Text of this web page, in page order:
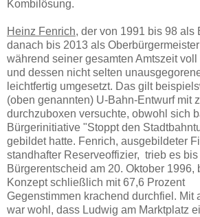
Kombilösung.
Heinz Fenrich, der von 1991 bis 98 als
danach bis 2013 als
während seiner gesamten Amtszeit voll
und dessen nicht selten
leichtfertig umgesetzt. Das gilt
(oben genannten) U-Bahn-Entwurf mit
durchzuboxen versuchte, obwohl sich
Bürgerinitiative "Stoppt den
gebildet hatte. Fenrich, ausgebildeter
standhafter Reserveoffizier, trieb es bis
Bürgerentscheid am 20. Oktober 1996,
Konzept schließlich mit 67,6 Prozent
Gegenstimmen krachend durchfiel. Mit
war wohl, dass Ludwig am Marktplatz